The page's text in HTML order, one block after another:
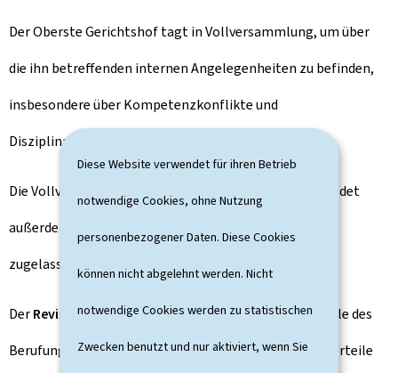
Diese Website verwendet für ihren Betrieb
notwendige Cookies, ohne Nutzung
personenbezogener Daten. Diese Cookies
können nicht abgelehnt werden. Nicht
notwendige Cookies werden zu statistischen
Zwecken benutzt und nur aktiviert, wenn Sie
Der Oberste Gerichtshof tagt in Vollversammlung, um über
die ihn betreffenden internen Angelegenheiten zu befinden,
insbesondere über Kompetenzkonflikte und
Disziplinarverfahren gegen Richter.
Die Vollversammlung des Obersten Gerichtshofs befindet
außerdem über die von der Abgeordnetenkammer
zugelassenen Klagen gegen Regierungsmitglieder.
DerRevisionsgerichtshofist zuständig, um über Urteile des
Berufungsgerichtshofs sowie über letztinstanzliche Urteile